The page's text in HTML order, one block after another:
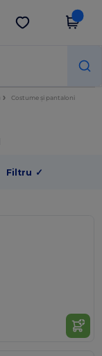
Descarcă app
Costume și pantaloni
Filtru ✓